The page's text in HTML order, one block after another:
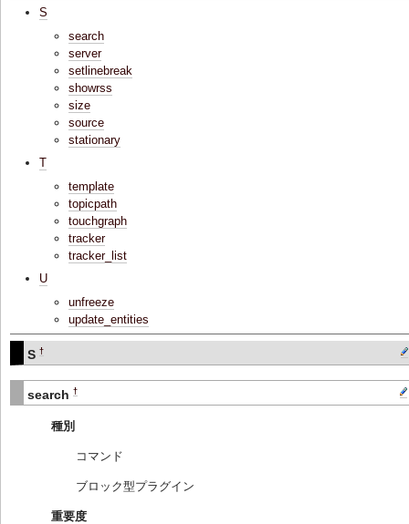
S
search
server
setlinebreak
showrss
size
source
stationary
T
template
topicpath
touchgraph
tracker
tracker_list
U
unfreeze
update_entities
S †
search †
種別
コマンド
ブロック型プラグイン
重要度